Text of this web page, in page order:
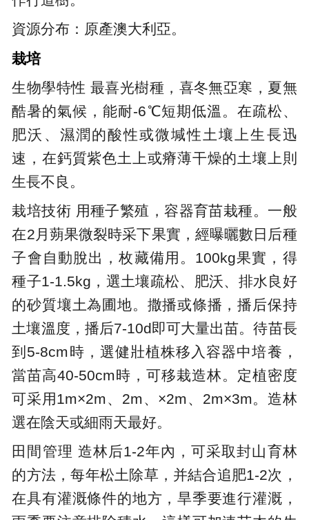
資源分布：原產澳大利亞。
栽培
生物學特性 最喜光樹種，喜冬無亞寒，夏無
酷暑的氣候，能耐-6℃短期低溫。在疏松、
肥沃、濕潤的酸性或微堿性土壤上生長迅
速，在鈣質紫色土上或瘠薄干燥的土壤上則
生長不良。
栽培技術 用種子繁殖，容器育苗栽種。一般
在2月蒴果微裂時采下果實，經曝曬數日后種
子會自動脫出，枚藏備用。100kg果實，得
種子1-1.5kg，選土壤疏松、肥沃、排水良好
的砂質壤土為圃地。撒播或條播，播后保持
土壤溫度，播后7-10d即可大量出苗。待苗長
到5-8cm時，選健壯植株移入容器中培養，
當苗高40-50cm時，可移栽造林。定植密度
可采用1m×2m、2m、×2m、2m×3m。造林
選在陰天或細雨天最好。
田間管理 造林后1-2年內，可采取封山育林
的方法，每年松土除草，并結合追肥1-2次，
在具有灌溉條件的地方，旱季要進行灌溉，